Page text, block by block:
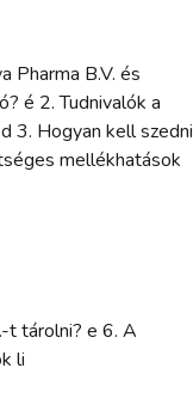
Pharma B.V. és
é 2. Tudnivalók a
3. Hogyan kell szedni
mellékhatások
t tárolni? e 6. A
li